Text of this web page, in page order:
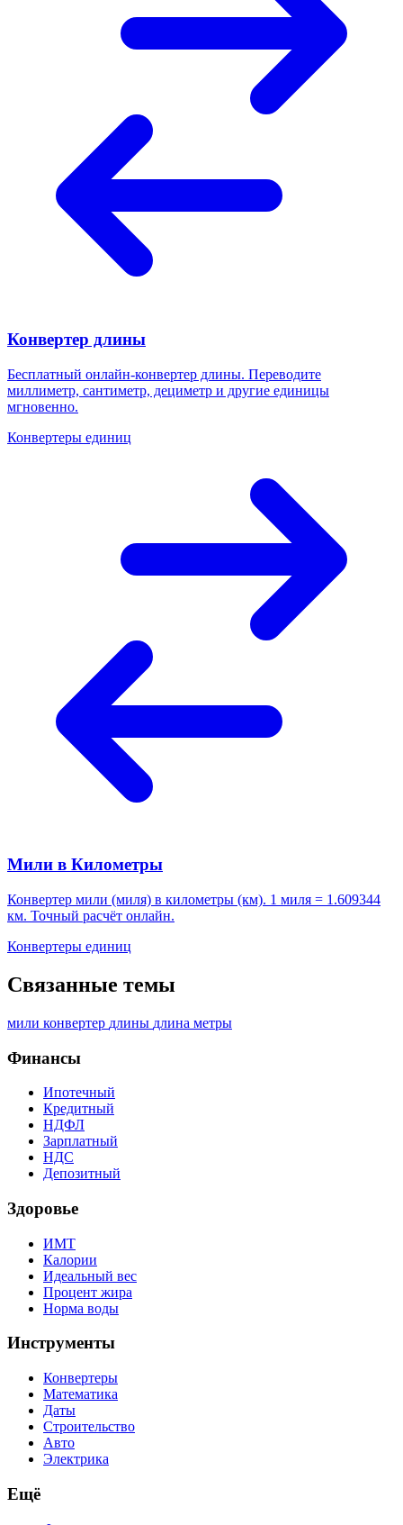
Конвертер длины
Бесплатный онлайн-конвертер длины. Переводите
миллиметр, сантиметр, дециметр и другие единицы
мгновенно.
Конвертеры единиц
Мили в Километры
Конвертер мили (миля) в километры (км). 1 миля = 1.609344
км. Точный расчёт онлайн.
Конвертеры единиц
Связанные темы
мили конвертер длины длина метры
Финансы
Ипотечный
Кредитный
НДФЛ
Зарплатный
НДС
Депозитный
Здоровье
ИМТ
Калории
Идеальный вес
Процент жира
Норма воды
Инструменты
Конвертеры
Математика
Даты
Строительство
Авто
Электрика
Ещё